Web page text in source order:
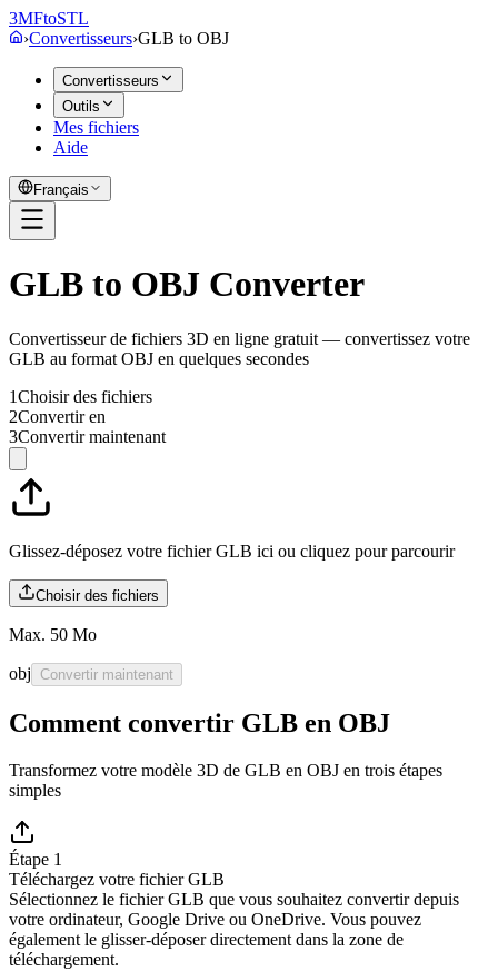
3MFtoSTL
›Convertisseurs›GLB to OBJ
Convertisseurs
Outils
Mes fichiers
Aide
Français
GLB to OBJ Converter
Convertisseur de fichiers 3D en ligne gratuit — convertissez votre
GLB au format OBJ en quelques secondes
1Choisir des fichiers
2Convertir en
3Convertir maintenant
Glissez-déposez votre fichier GLB ici ou cliquez pour parcourir
Choisir des fichiers
Max. 50 Mo
obj Convertir maintenant
Comment convertir GLB en OBJ
Transformez votre modèle 3D de GLB en OBJ en trois étapes
simples
Étape 1
Téléchargez votre fichier GLB
Sélectionnez le fichier GLB que vous souhaitez convertir depuis
votre ordinateur, Google Drive ou OneDrive. Vous pouvez
également le glisser-déposer directement dans la zone de
téléchargement.